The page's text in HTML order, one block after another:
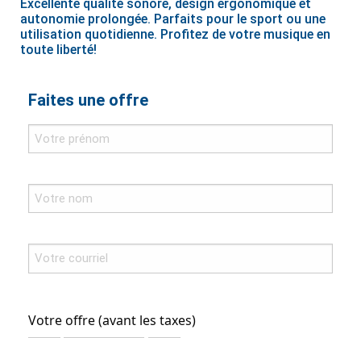
Excellente qualité sonore, design ergonomique et
autonomie prolongée. Parfaits pour le sport ou une
utilisation quotidienne. Profitez de votre musique en
toute liberté!
Faites une offre
Votre offre (avant les taxes)